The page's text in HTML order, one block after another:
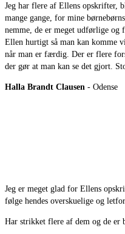
Jeg har flere af Ellens opskrifter,
mange gange, for mine
nemme, de er meget udførlige
Ellen hurtigt så man kan komme
når man er færdig. Der er flere
der gør at man kan se det gjort.
Halla Brandt Clausen - Odense
Jeg er meget glad for Ellens
følge hendes overskuelige og
Har strikket flere af dem og de er